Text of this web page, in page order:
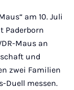
am 10. Juli
Paderborn
Maus an
und
zwei Familien
Duell messen.